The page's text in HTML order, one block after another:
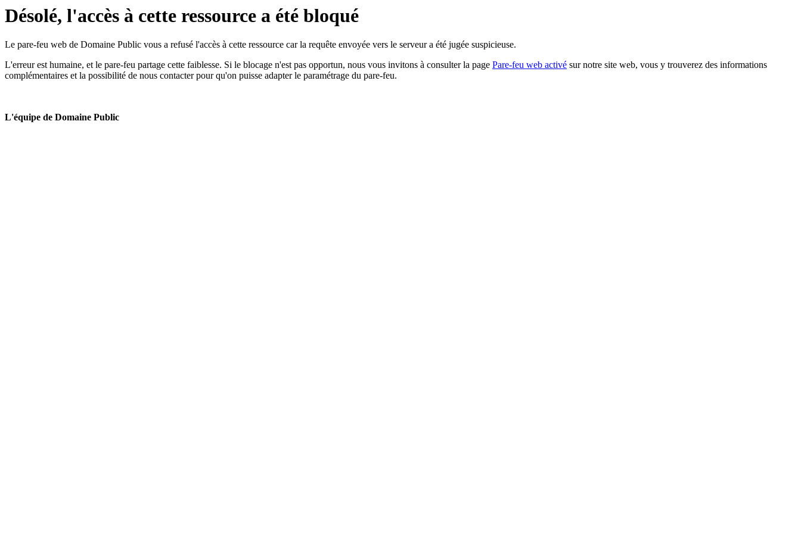
Désolé, l'accès à cette ressource a été bloqué
Le pare-feu web de Domaine Public vous a refusé l'accès à cette ressource car la requête envoyée vers le serveur a été jugée suspicieuse.
L'erreur est humaine, et le pare-feu partage cette faiblesse. Si le blocage n'est pas opportun, nous vous invitons à consulter la page Pare-feu web activé sur notre site web, vous y trouverez des informations
complémentaires et la possibilité de nous contacter pour qu'on puisse adapter le paramétrage du pare-feu.
L'équipe de Domaine Public